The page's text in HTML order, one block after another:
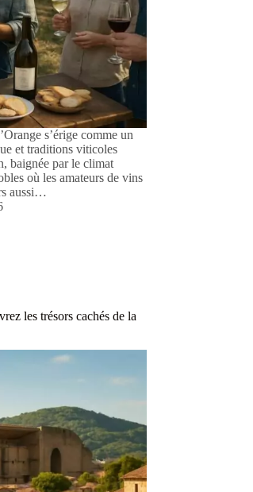
s’érige comme un
et traditions viticoles
baignée par le climat
où les amateurs de vins
aussi…
les trésors cachés de la